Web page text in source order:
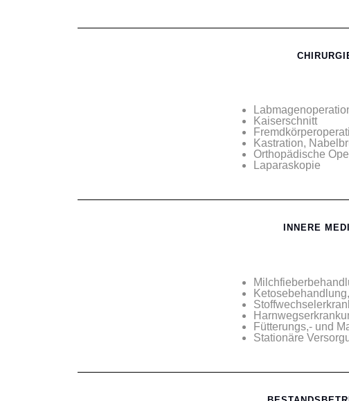
Kaiserschnitt
Kastration,
Orthopädische
Laparaskopie
INNERE
Fütterungs,- und
Stationäre